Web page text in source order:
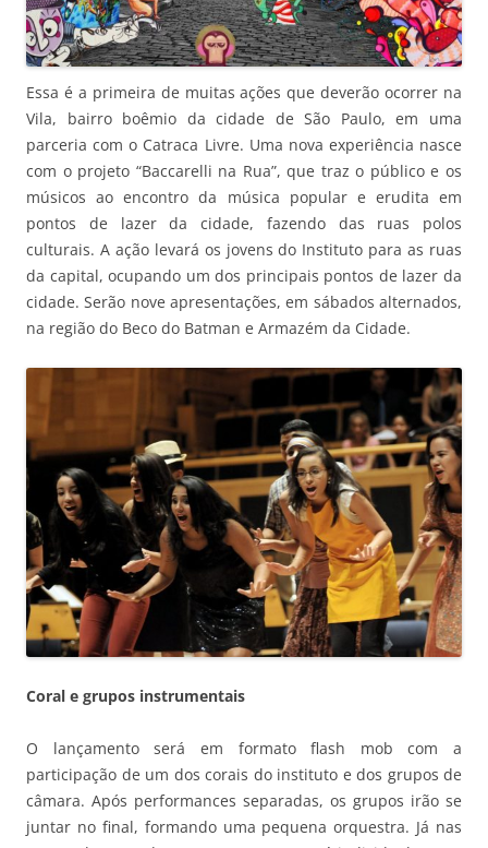
Essa é a primeira de muitas ações que deverão ocorrer na
Vila, bairro boêmio da cidade de São Paulo, em uma
parceria com o Catraca Livre. Uma nova experiência nasce
com o projeto “Baccarelli na Rua”, que traz o público e os
músicos ao encontro da música popular e erudita em
pontos de lazer da cidade, fazendo das ruas polos
culturais. A ação levará os jovens do Instituto para as ruas
da capital, ocupando um dos principais pontos de lazer da
cidade. Serão nove apresentações, em sábados alternados,
na região do Beco do Batman e Armazém da Cidade.
Coral e grupos instrumentais
O lançamento será em formato flash mob com a
participação de um dos corais do instituto e dos grupos de
câmara. Após performances separadas, os grupos irão se
juntar no final, formando uma pequena orquestra. Já nas